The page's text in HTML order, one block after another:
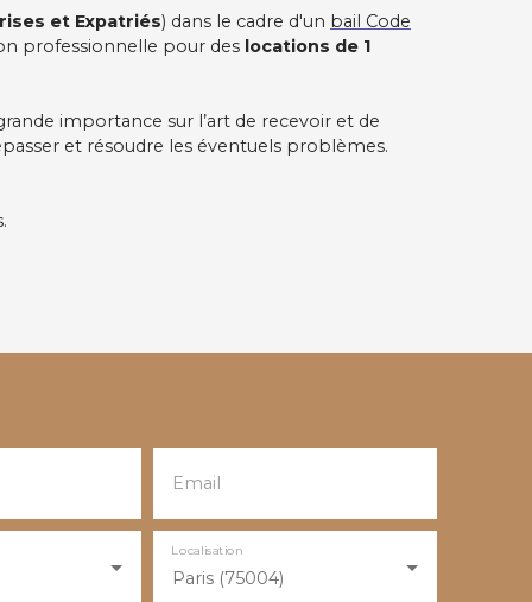
et Expatriés) dans le cadre d'un bail Code
professionnelle pour des locations de 1
importance sur l’art de recevoir et de
et résoudre les éventuels problèmes.
Email
Paris (75004)
Localisation